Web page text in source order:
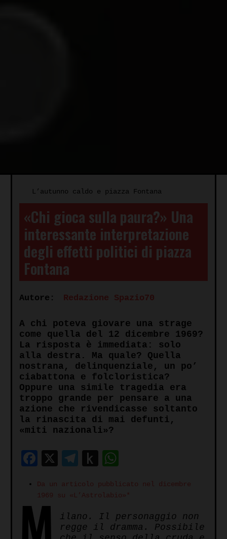
L’autunno caldo e piazza Fontana
«Chi gioca sulla paura?» Una
interessante interpretazione
degli effetti politici di piazza
Fontana
Autore: Redazione Spazio70
A chi poteva giovare una strage
come quella del 12 dicembre 1969?
La risposta è immediata: solo
alla destra. Ma quale? Quella
nostrana, delinquenziale, un po’
ciabattona e folcloristica?
Oppure una simile tragedia era
troppo grande per pensare a una
azione che rivendicasse soltanto
la rinascita di mai defunti,
«miti nazionali»?
Facebook
X Telegram
Push
Kindle
Da un articolo pubblicato nel dicembre
1969 su «L’Astrolabio»*
ilano. Il personaggio non
regge il dramma. Possibile